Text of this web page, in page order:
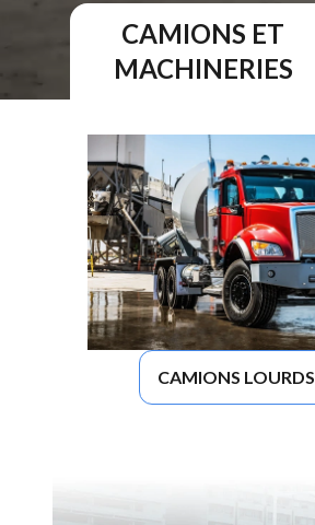
CAMIONS ET
MACHINERIES
CAMIONS LOURDS